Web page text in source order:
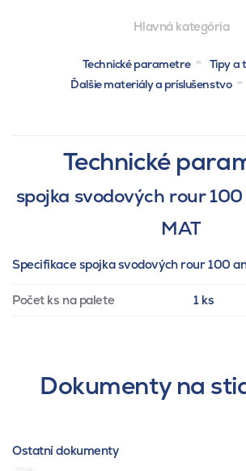
Hlavná kategória
Technické parametre
Tipy a
Ďalšie materiály a príslušenstvo
Technické
spojka svodových rour
MAT
Specifikace spojka svodových rour 100
Počet ks na palete 1 ks
Dokumenty na
Ostatní dokumenty